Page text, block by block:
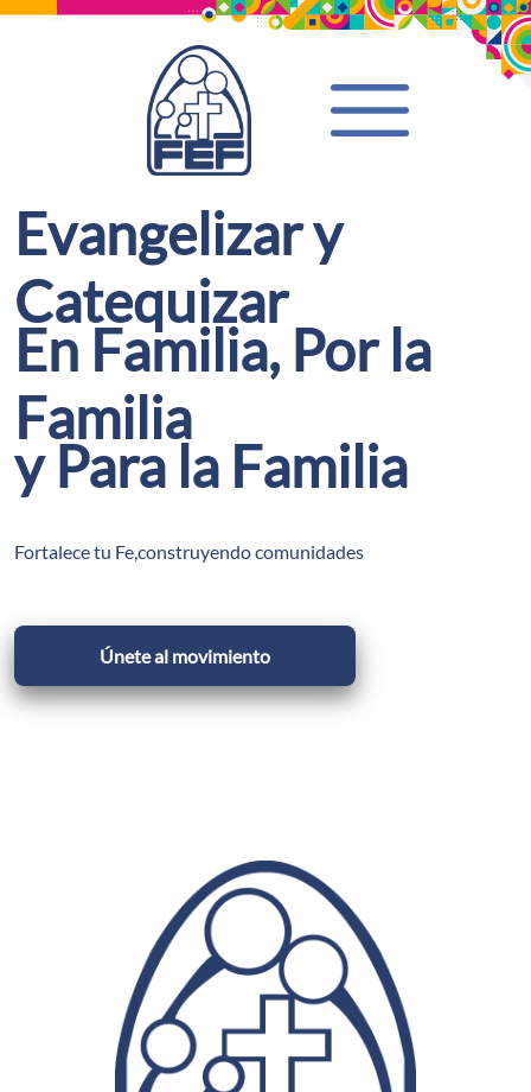
Evangelizar y
Catequizar
En Familia, Por la
Familia
y Para la Familia
Fortalece tu Fe,construyendo comunidades
Únete al movimiento